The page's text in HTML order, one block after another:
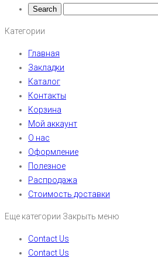
Категории
Главная
Закладки
Каталог
Контакты
Корзина
Мой аккаунт
О нас
Оформление
Полезное
Распродажа
Стоимость доставки
Еще категории Закрыть меню
Contact Us
Contact Us